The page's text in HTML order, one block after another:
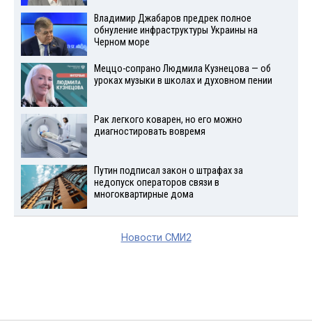
Владимир Джабаров предрек полное
обнуление инфраструктуры Украины на
Черном море
Меццо-сопрано Людмила Кузнецова — об
уроках музыки в школах и духовном пении
Рак легкого коварен, но его можно
диагностировать вовремя
Путин подписал закон о штрафах за
недопуск операторов связи в
многоквартирные дома
Новости СМИ2